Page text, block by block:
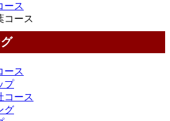
ース
コース
ース
プ
コース
グ